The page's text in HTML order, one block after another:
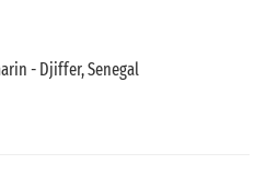
- Djiffer, Senegal